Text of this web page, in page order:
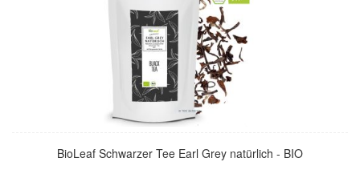
BioLeaf Schwarzer Tee Earl Grey natürlich - BIO